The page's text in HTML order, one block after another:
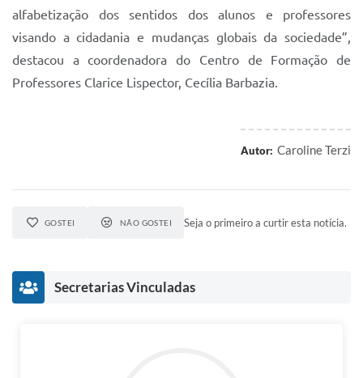
alfabetização dos sentidos dos alunos e professores
visando a cidadania e mudanças globais da sociedade”,
destacou a coordenadora do Centro de Formação de
Professores Clarice Lispector, Cecília Barbazia.
Autor: Caroline Terzi
GOSTEI NÃO GOSTEI Seja o primeiro a curtir esta notícia.
Secretarias Vinculadas